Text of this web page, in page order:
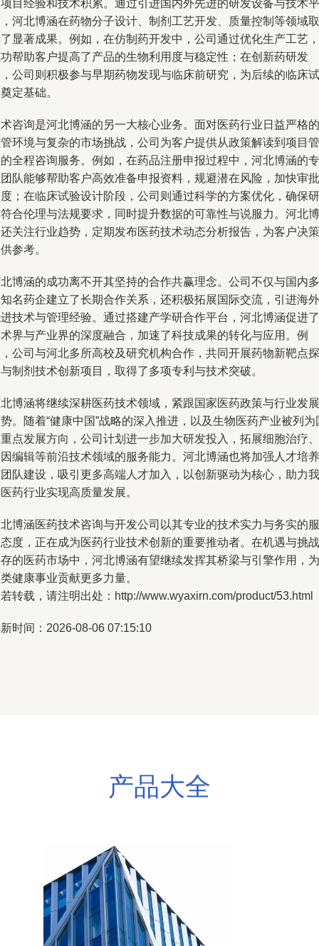
目经验和技术积累。通过引进国内外先进的研发设备与技术平
河北博涵在药物分子设计、制剂工艺开发、质量控制等领域取
显著成果。例如，在仿制药开发中，公司通过优化生产工艺，
帮助客户提高了产品的生物利用度与稳定性；在创新药研发
公司则积极参与早期药物发现与临床前研究，为后续的临床试
定基础。
咨询是河北博涵的另一大核心业务。面对医药行业日益严格的
环境与复杂的市场挑战，公司为客户提供从政策解读到项目管
全程咨询服务。例如，在药品注册申报过程中，河北博涵的专
队能够帮助客户高效准备申报资料，规避潜在风险，加快审批
；在临床试验设计阶段，公司则通过科学的方案优化，确保研
合伦理与法规要求，同时提升数据的可靠性与说服力。河北博
关注行业趋势，定期发布医药技术动态分析报告，为客户决策
参考。
博涵的成功离不开其坚持的合作共赢理念。公司不仅与国内多
名药企建立了长期合作关系，还积极拓展国际交流，引进海外
技术与管理经验。通过搭建产学研合作平台，河北博涵促进了
界与产业界的深度融合，加速了科技成果的转化与应用。例
公司与河北多所高校及研究机构合作，共同开展药物新靶点探
制剂技术创新项目，取得了多项专利与技术突破。
博涵将继续深耕医药技术领域，紧跟国家医药政策与行业发展
。随着“健康中国”战略的深入推进，以及生物医药产业被列为
点发展方向，公司计划进一步加大研发投入，拓展细胞治疗、
编辑等前沿技术领域的服务能力。河北博涵也将加强人才培养
队建设，吸引更多高端人才加入，以创新驱动为核心，助力我
药行业实现高质量发展。
博涵医药技术咨询与开发公司以其专业的技术实力与务实的服
度，正在成为医药行业技术创新的重要推动者。在机遇与挑战
的医药市场中，河北博涵有望继续发挥其桥梁与引擎作用，为
健康事业贡献更多力量。
转载，请注明出处：http://www.wyaxirn.com/product/53.html
时间：2026-08-06 07:15:10
产品大全